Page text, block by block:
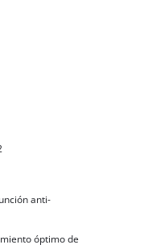
anti-
óptimo de